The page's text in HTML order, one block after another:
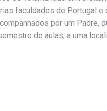
faculdades de Portugal e
por um Padre,
de aulas, a uma